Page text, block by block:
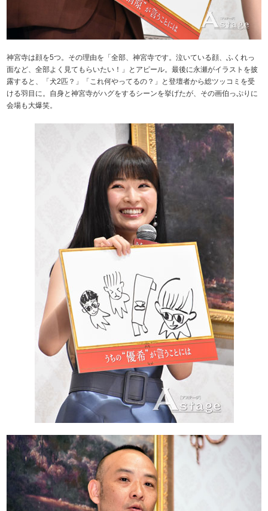
神宮寺は顔を5つ。その理由を「全部、神宮寺です。泣いている顔、ふくれっ
面など、全部よく見てもらいたい！」とアピール。最後に永瀬がイラストを披
露すると、「犬2匹？」「これ何やってるの？」と登壇者から総ツッコミを受
ける羽目に。自身と神宮寺がハグをするシーンを挙げたが、その画伯っぷりに
会場も大爆笑。